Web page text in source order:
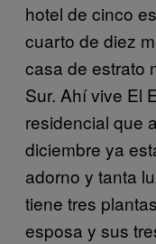
hotel de cinco
cuarto de diez
casa de estrato
Sur. Ahí vive El
residencial que
diciembre ya
adorno y tanta
tiene tres
esposa y sus